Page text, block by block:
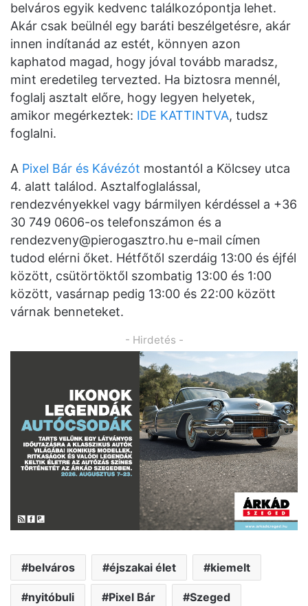
belváros egyik kedvenc találkozópontja lehet.
Akár csak beülnél egy baráti beszélgetésre, akár
innen indítanád az estét, könnyen azon
kaphatod magad, hogy jóval tovább maradsz,
mint eredetileg tervezted. Ha biztosra mennél,
foglalj asztalt előre, hogy legyen helyetek,
amikor megérkeztek: IDE KATTINTVA, tudsz
foglalni.
A Pixel Bár és Kávézót mostantól a Kölcsey utca
4. alatt találod. Asztalfoglalással,
rendezvényekkel vagy bármilyen kérdéssel a +36
30 749 0606-os telefonszámon és a
rendezveny@pierogasztro.hu e-mail címen
tudod elérni őket. Hétfőtől szerdáig 13:00 és éjfél
között, csütörtöktől szombatig 13:00 és 1:00
között, vasárnap pedig 13:00 és 22:00 között
várnak benneteket.
- Hirdetés -
belváros éjszakai élet kiemelt
nyitóbuli Pixel Bár Szeged